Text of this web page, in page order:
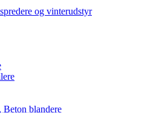
og vinterudstyr
Beton blandere